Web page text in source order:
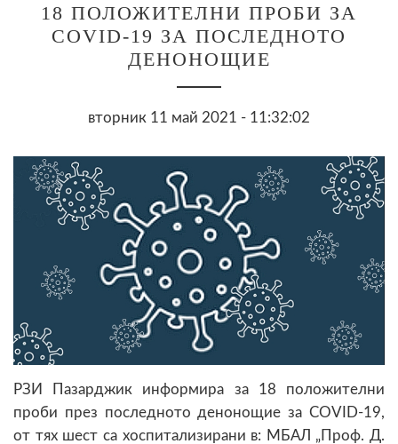
18 ПОЛОЖИТЕЛНИ ПРОБИ ЗА
COVID-19 ЗА ПОСЛЕДНОТО
ДЕНОНОЩИЕ
вторник 11 май 2021 - 11:32:02
РЗИ Пазарджик информира за 18 положителни
проби през последното денонощие за COVID-19,
от тях шест са хоспитализирани в: МБАЛ „Проф. Д.